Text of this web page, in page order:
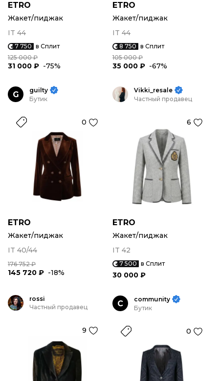
ETRO
Жакет/пиджак
IT 44
7 750 в Сплит
125 000 ₽
31 000 ₽ -75%
ETRO
Жакет/пиджак
IT 44
8 750 в Сплит
105 000 ₽
35 000 ₽ -67%
G
guilty
Бутик
0
ETRO
Жакет/пиджак
IT 40/44
176 752 ₽
145 720 ₽ -18%
Vikki_resale
Частный продавец
6
ETRO
Жакет/пиджак
IT 42
7 500 в Сплит
30 000 ₽
rossi
Частный продавец
9
C
community
Бутик
0